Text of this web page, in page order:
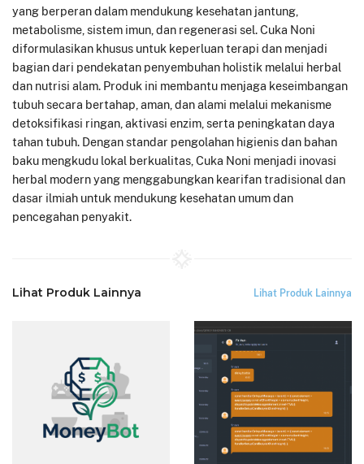
yang berperan dalam mendukung kesehatan jantung,
metabolisme, sistem imun, dan regenerasi sel. Cuka Noni
diformulasikan khusus untuk keperluan terapi dan menjadi
bagian dari pendekatan penyembuhan holistik melalui herbal
dan nutrisi alam. Produk ini membantu menjaga keseimbangan
tubuh secara bertahap, aman, dan alami melalui mekanisme
detoksifikasi ringan, aktivasi enzim, serta peningkatan daya
tahan tubuh. Dengan standar pengolahan higienis dan bahan
baku mengkudu lokal berkualitas, Cuka Noni menjadi inovasi
herbal modern yang menggabungkan kearifan tradisional dan
dasar ilmiah untuk mendukung kesehatan umum dan
pencegahan penyakit.
Lihat Produk Lainnya Lihat Produk Lainnya